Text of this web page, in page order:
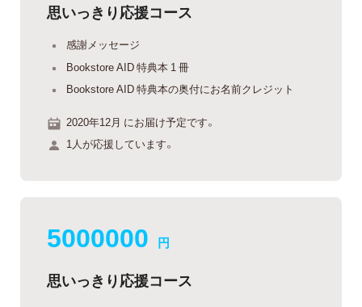
思いっきり応援コース
感謝メッセージ
Bookstore AID 特典本 1 冊
Bookstore AID 特典本の奥付にお名前クレジット
2020年12月 にお届け予定です。
1人が応援しています。
5000000 円
思いっきり応援コース